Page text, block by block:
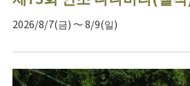
2026/8/7(금) ～ 8/9(일)